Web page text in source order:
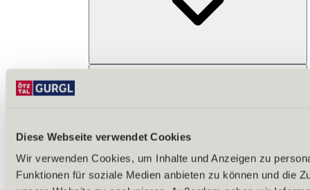
Diese Webseite verwendet Cookies
Wir verwenden Cookies, um Inhalte und Anzeigen zu
Funktionen für soziale Medien anbieten zu können und die